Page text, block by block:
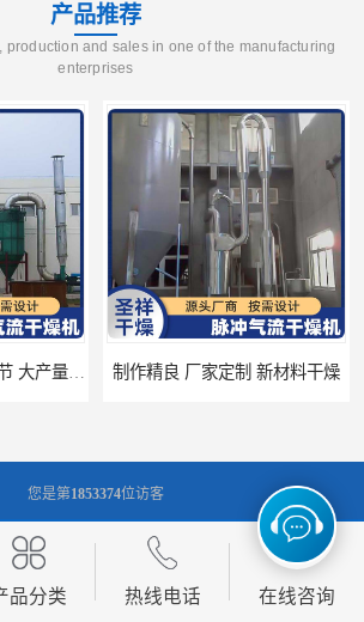
产品推荐
production and sales in one of the manufacturing
enterprises
系统 双锥回转真空干燥机工作原理 低噪音 无污染
您是第1853374位访客
圣祥干燥设备有限公司 保留所有权利.
方资源网 免责声明 管理员入口 网站地图
品分类 热线电话 在线咨询